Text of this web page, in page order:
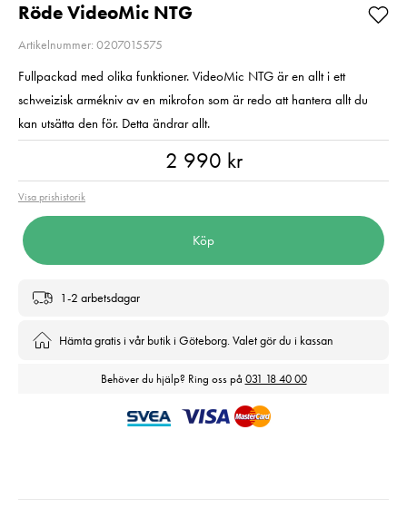
Röde VideoMic NTG
Artikelnummer: 0207015575
Fullpackad med olika funktioner. VideoMic NTG är en allt i ett
schweizisk armékniv av en mikrofon som är redo att hantera allt du
kan utsätta den för. Detta ändrar allt.
2 990 kr
Visa prishistorik
Köp
1-2 arbetsdagar
Hämta gratis i vår butik i Göteborg. Valet gör du i kassan
Behöver du hjälp? Ring oss på 031 18 40 00